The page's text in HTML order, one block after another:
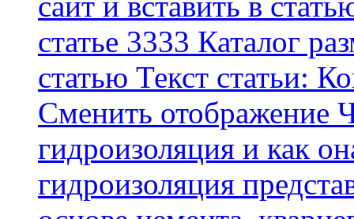
статье 3333 Каталог
статью Текст статьи:
Cменить отображение
гидроизоляция и как
гидроизоляция